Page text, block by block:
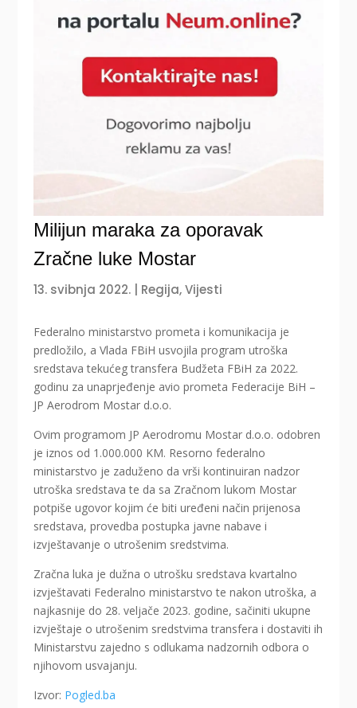
Milijun maraka za oporavak
Zračne luke Mostar
13. svibnja 2022. Regija,Vijesti
Federalno ministarstvo prometa i komunikacija je
predložilo, a Vlada FBiH usvojila program utroška
sredstava tekućeg transfera Budžeta FBiH za 2022.
godinu za unaprjeđenje avio prometa Federacije BiH –
JP Aerodrom Mostar d.o.o.
Ovim programom JP Aerodromu Mostar d.o.o. odobren
je iznos od 1.000.000 KM. Resorno federalno
ministarstvo je zaduženo da vrši kontinuiran nadzor
utroška sredstava te da sa Zračnom lukom Mostar
potpiše ugovor kojim će biti uređeni način prijenosa
sredstava, provedba postupka javne nabave i
izvještavanje o utrošenim sredstvima.
Zračna luka je dužna o utrošku sredstava kvartalno
izvještavati Federalno ministarstvo te nakon utroška, a
najkasnije do 28. veljače 2023. godine, sačiniti ukupne
izvještaje o utrošenim sredstvima transfera i dostaviti ih
Ministarstvu zajedno s odlukama nadzornih odbora o
njihovom usvajanju.
Izvor: Pogled.ba